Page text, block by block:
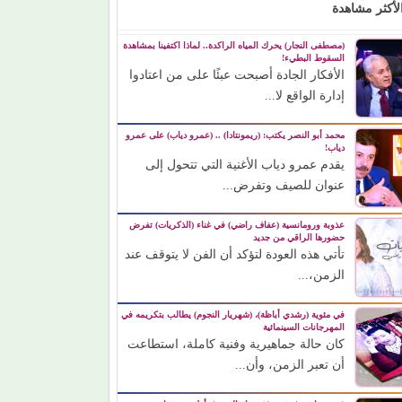
مشاهدة
(مصطفى النجار) يحرك المياه الراكدة.. لماذا اكتفينا بمشاهدة
السقوط البطيء!
الأفكار الجادة أصبحت عبئًا على من اعتادوا
إدارة الواقع لا...
محمد أبو النصر يكتب: (ريمونتادا) .. (عمرو دياب) على عمرو
دياب!
يقدم عمرو دياب الأغنية التي تتحول إلى
عنوان للصيف وتفرض...
عذوبة ورومانسية (عفاف راضي) في غناء (الذكريات) تفرض
حضورها الراقي من جديد
تأتي هذه العودة لتؤكد أن الفن لا يتوقف عند
الزمن،...
في مئوية (رشدي أباظة)، (شهريار النجوم) يطالب بتكريمه في
المهرجانات السينمائية
كان حالة جماهيرية وفنية كاملة، استطاعت
أن تعبر الزمن، وأن...